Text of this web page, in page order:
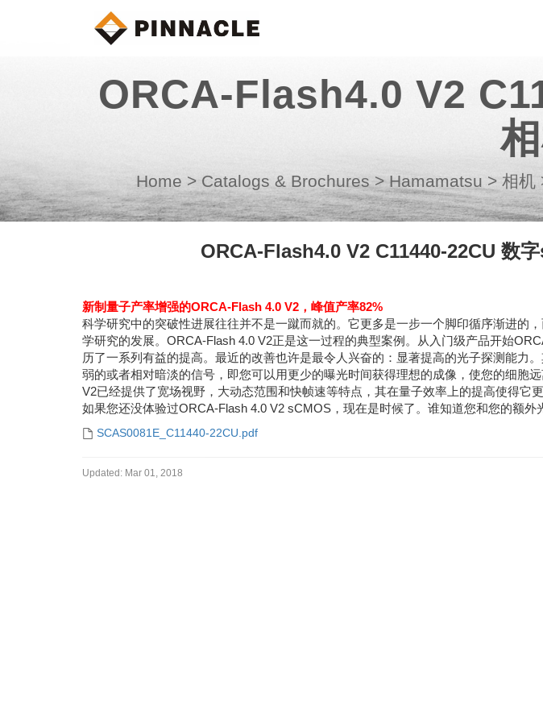
ORCA-Flash4.0 V2
Home > Catalogs & Brochures > Hamamatsu > 相机
ORCA-Flash4.0 V2 C11440-22CU 数
新制量子产率增强的ORCA-Flash 4.0 V2，峰值产率82%
科学研究中的突破性进展往往并不是一蹴而就的。它更多是一步一个脚印循序渐进的
学研究的发展。ORCA-Flash 4.0 V2正是这一过程的典型案例。从入门级产品开始
历了一系列有益的提高。最近的改善也许是最令人兴奋的：显著提高的光子探测能力
弱的或者相对暗淡的信号，即您可以用更少的曝光时间获得理想的成像，使您的细胞
V2已经提供了宽场视野，大动态范围和快帧速等特点，其在量子效率上的提高使得它更
如果您还没体验过ORCA-Flash 4.0 V2 sCMOS，现在是时候了。谁知道您和您的额外
SCAS0081E_C11440-22CU.pdf
Updated: Mar 01, 2018